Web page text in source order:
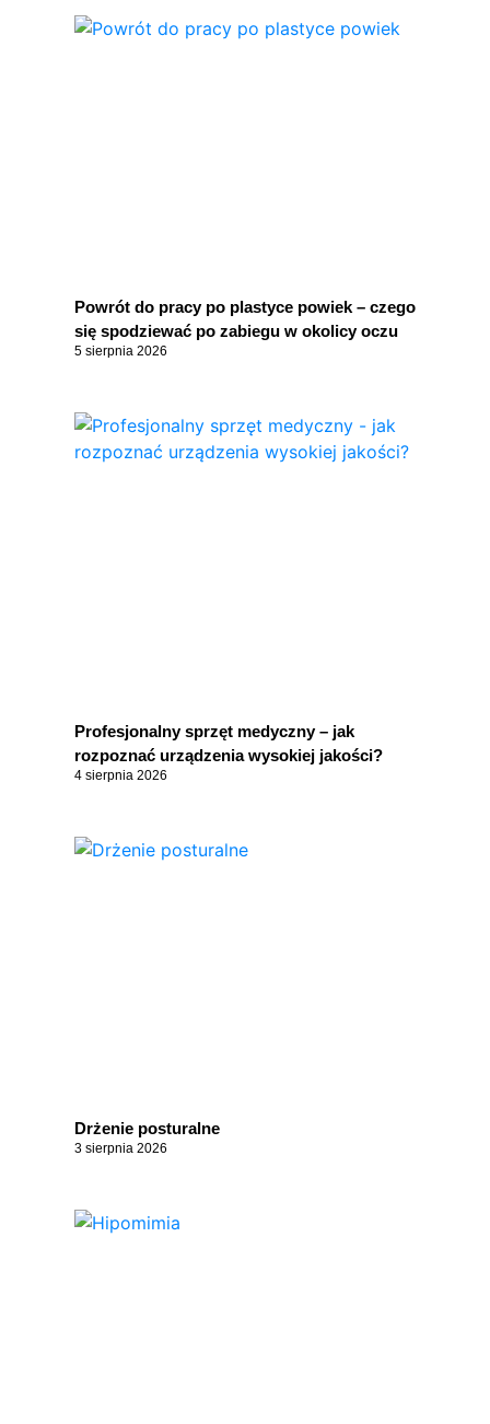
Powrót do pracy po plastyce powiek – czego
się spodziewać po zabiegu w okolicy oczu
5 sierpnia 2026
Profesjonalny sprzęt medyczny – jak
rozpoznać urządzenia wysokiej jakości?
4 sierpnia 2026
Drżenie posturalne
3 sierpnia 2026